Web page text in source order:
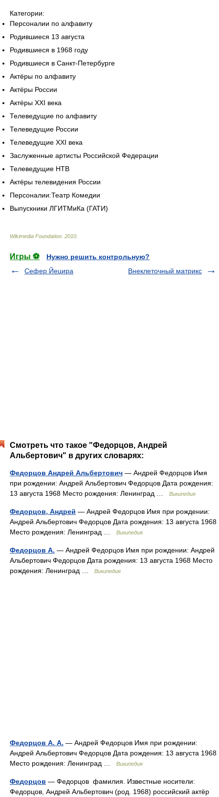
Категории:
Персоналии по алфавиту
Родившиеся 13 августа
Родившиеся в 1968 году
Родившиеся в Санкт-Петербурге
Актёры по алфавиту
Актёры России
Актёры XXI века
Телеведущие по алфавиту
Телеведущие России
Телеведущие XXI века
Заслуженные артисты Российской Федерации
Телеведущие НТВ
Актёры телевидения России
Персоналии:Театр Комедии
Выпускники ЛГИТМиКа (ГАТИ)
Wikimedia Foundation 2010
Игры ⚽
Нужно решить контрольную?
Сефер Йецира
Внеклеточный матрикс
Смотреть что такое "Федорцов, Андрей
Альбертович" в других словарях:
Федорцов Андрей Альбертович — Андрей Федорцов Имя
при рождении: Андрей Альбертович Федорцов Дата рождения:
13 августа 1968 Место рождения: Ленинград …
Википедия
Федорцов, Андрей — Андрей Федорцов Имя при рождении:
Андрей Альбертович Федорцов Дата рождения: 13 августа 1968
Место рождения: Ленинград …
Википедия
Федорцов А. — Андрей Федорцов Имя при рождении: Андрей
Альбертович Федорцов Дата рождения: 13 августа 1968 Место
рождения: Ленинград …
Википедия
Федорцов А. А. — Андрей Федорцов Имя при рождении:
Андрей Альбертович Федорцов Дата рождения: 13 августа 1968
Место рождения: Ленинград …
Википедия
Федорцов — Федорцов фамилия. Известные носители:
Федорцов, Андрей Альбертович (род. 1968) российский актёр